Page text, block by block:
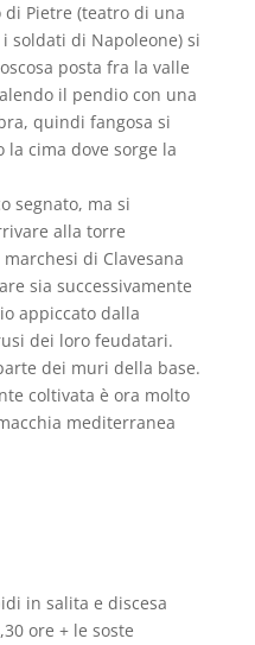
Pietre (teatro di una
soldati di Napoleone) si
posta fra la valle
il pendio con una
quindi fangosa si
cima dove sorge la
segnato, ma si
alla torre
di Clavesana
sia successivamente
appiccato dalla
dei loro feudatari.
dei muri della base.
coltivata è ora molto
mediterranea
in salita e discesa
ore + le soste